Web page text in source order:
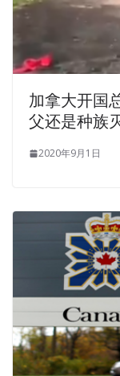
加拿大开国
父还是种族
2020年9月1日